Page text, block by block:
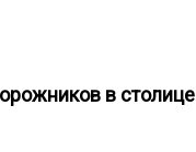
в столице